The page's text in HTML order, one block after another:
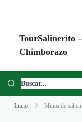
TourSalinerito
Chimborazo
Chimborazo, Minas
Inicio Minas de sal